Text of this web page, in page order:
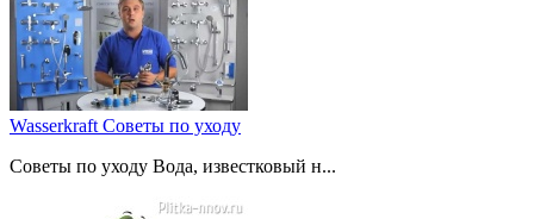
Wasserkraft Советы по уходу
Советы по уходу Вода, известковый н...